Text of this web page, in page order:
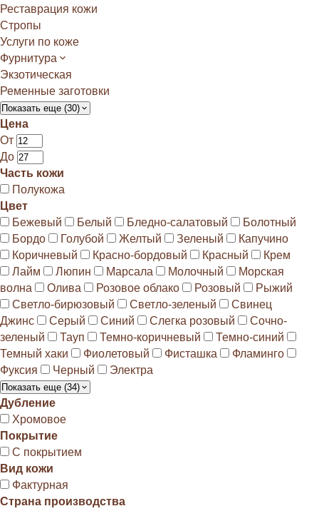
Реставрация кожи
Стропы
Услуги по коже
Фурнитура
Экзотическая
Ременные заготовки
Показать еще (30)
Цена
От
До
Часть кожи
Полукожа
Цвет
Бежевый
Белый Бледно-салатовый
Болотный
Бордо
Голубой Желтый Зеленый
Капучино
Коричневый
Красно-бордовый Красный
Крем
Лайм
Люпин Марсала Молочный
Морская
волна
Олива Розовое облако Розовый
Рыжий
Светло-бирюзовый
Светло-зеленый
Свинец
Джинс
Серый Синий Слегка розовый
Сочно-
зеленый
Тауп Темно-коричневый
Темно-синий
Темный хаки
Фиолетовый Фисташка
Фламинго
Фуксия
Черный Электра
Показать еще (34)
Дубление
Хромовое
Покрытие
С покрытием
Вид кожи
Фактурная
Страна производства